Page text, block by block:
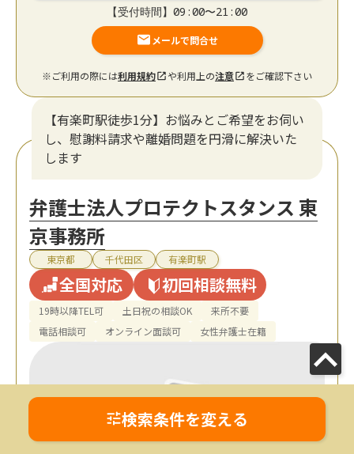
【受付時間】09:00〜21:00
メールで問合せ
※ご利用の際には利用規約 や利用上の注意 をご確認下さい
【有楽町駅徒歩1分】お悩みとご希望をお伺い
し、慰謝料請求や離婚問題を円滑に解決いた
します
弁護士法人プロテクトスタンス 東
京事務所
東京都 千代田区 有楽町駅
全国対応 初回相談無料
19時以降TEL可 土日祝の相談OK
来所不要
電話相談可
オンライン面談可 女性弁護士在籍
検索条件を変える